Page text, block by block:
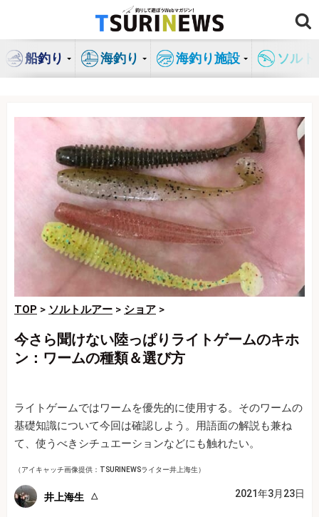
ン
船釣り 海釣り 海釣り施設 ソル
TOP > ソルトルアー > ショア >
今さら聞けない陸っぱりライトゲームのキホ
ン：ワームの種類＆選び方
ライトゲームではワームを優先的に使用する。そのワームの
基礎知識について今回は確認しよう。用語面の解説も兼ね
て、使うべきシチュエーションなどにも触れたい。
（アイキャッチ画像提供：TSURINEWSライター井上海生）
井上海生 2021年3月23日